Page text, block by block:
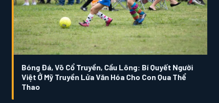
Bóng Đá, Võ Cổ Truyền, Cầu Lông: Bí Quyết Người
Việt Ở Mỹ Truyền Lửa Văn Hóa Cho Con Qua Thể
Thao